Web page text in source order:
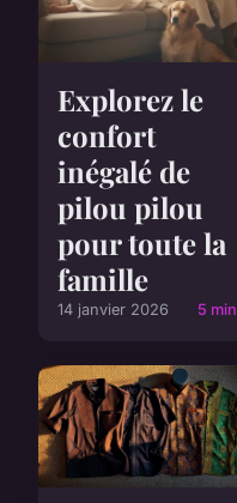
Explorez le
confort
inégalé de
pilou pilou
pour toute la
famille
14 janvier 2026 5 min